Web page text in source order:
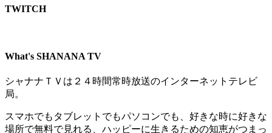
TWITCH​
What's SHANANA TV
シャナナＴＶは２４時間常時放送のインターネットテレビ
局。
スマホでもタブレットでもパソコンでも、好きな時に好きな
場所で無料で見れる、 ハッピーに生きるための知恵がつまっ